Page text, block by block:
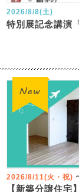
2026/8/8(土)
特別展記念講演
2026/8/11(火・祝)
【新築分譲住宅